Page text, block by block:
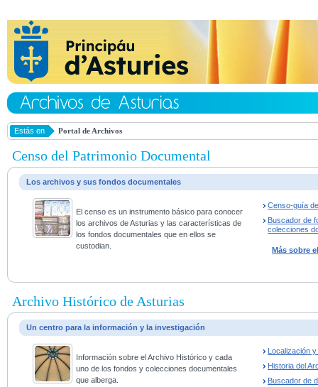
Estás en Portal de Archivos
Censo del Patrimonio Documental
Los archivos y sus fondos documentales
El censo es un instrumento básico para conocer
los archivos de Asturias y las características de
los fondos documentales que en ellos se
custodian.
Censo-guía
Buscador de
colecciones
Más sobre
Archivo Histórico de Asturias
Un centro para la información y la investigación
Información sobre el Archivo Histórico y cada
uno de los fondos y colecciones documentales
que alberga.
Localización
Historia del
Buscador de